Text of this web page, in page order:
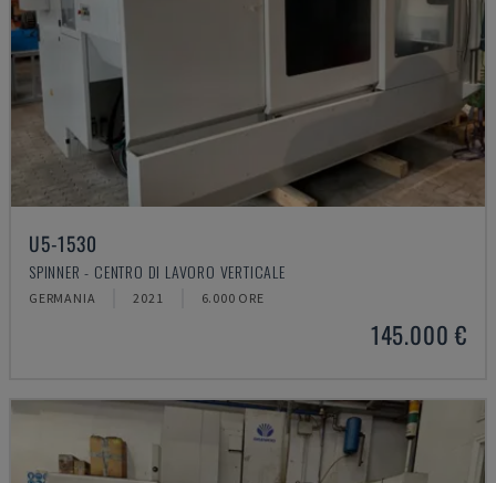
U5-1530
SPINNER - CENTRO DI LAVORO VERTICALE
GERMANIA 2021 6.000 ORE
145.000 €